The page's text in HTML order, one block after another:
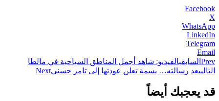
Facebook
X
WhatsApp
LinkedIn
Telegram
Email
Prev السابقبالفيديو: شاهد أجمل المناطق السياحية في مالطا
التاليبعد رسالته… بسمة تعلن عودتها إلى تامر حسنيNext
قد يعجبك أيضاً